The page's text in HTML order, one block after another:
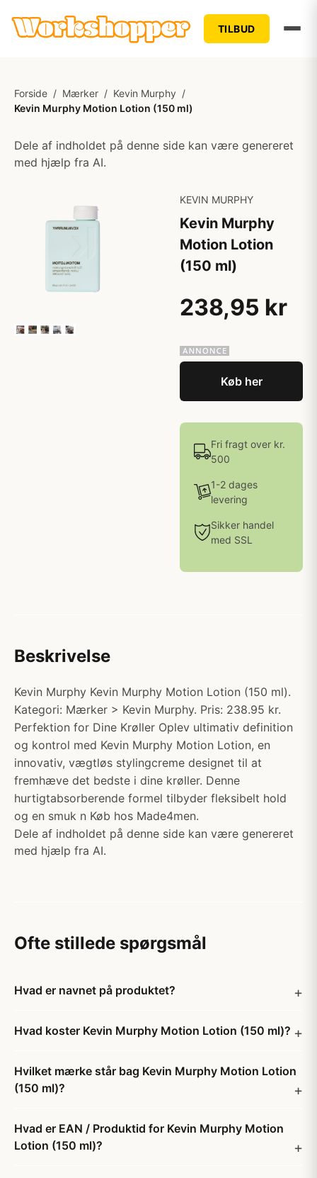
TILBUD
Forside / Mærker / Kevin Murphy /
Kevin Murphy Motion Lotion (150 ml)
Dele af indholdet på denne side kan være genereret
med hjælp fra AI.
KEVIN MURPHY
Kevin Murphy
Motion Lotion
(150 ml)
238,95 kr
Køb her
Fri fragt over kr.
500
1-2 dages
levering
Sikker handel
med SSL
Beskrivelse
Kevin Murphy Kevin Murphy Motion Lotion (150 ml).
Kategori: Mærker > Kevin Murphy. Pris: 238.95 kr.
Perfektion for Dine Krøller Oplev ultimativ definition
og kontrol med Kevin Murphy Motion Lotion, en
innovativ, vægtløs stylingcreme designet til at
fremhæve det bedste i dine krøller. Denne
hurtigtabsorberende formel tilbyder fleksibelt hold
og en smuk n Køb hos Made4men.
Dele af indholdet på denne side kan være genereret
med hjælp fra AI.
Ofte stillede spørgsmål
Hvad er navnet på produktet?
Hvad koster Kevin Murphy Motion Lotion (150 ml)?
Hvilket mærke står bag Kevin Murphy Motion Lotion
(150 ml)?
Hvad er EAN / Produktid for Kevin Murphy Motion
Lotion (150 ml)?